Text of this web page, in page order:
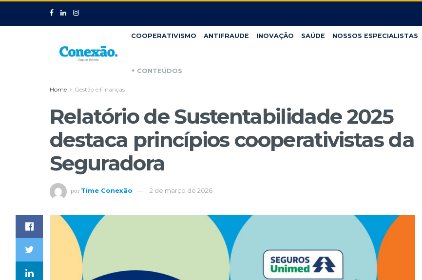
COOPERATIVISMO ANTIFRAUDE INOVAÇÃO SAÚDE NOSSOS ESPECIALISTAS
+ CONTEÚDOS
Home Gestão e Finanças
Relatório de Sustentabilidade 2025
destaca princípios cooperativistas da
Seguradora
por Time Conexão 2 de março de 2026